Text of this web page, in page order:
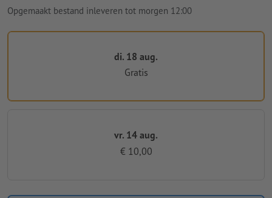
Opgemaakt bestand inleveren tot morgen 12:00
di. 18 aug.
Gratis
vr. 14 aug.
€ 10,00